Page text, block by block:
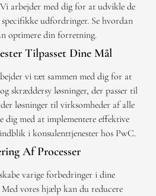
arbejder med dig for at udvikle de
udfordringer. Se hvordan
optimere din forretning.
Tilpasset Dine Mål
vi tæt sammen med dig for at
skræddersy løsninger, der passer til
løsninger til virksomheder af alle
dig med at implementere effektive
i konsulenttjenester hos PwC.
Af Processer
varige forbedringer i dine
vores hjælp kan du reducere